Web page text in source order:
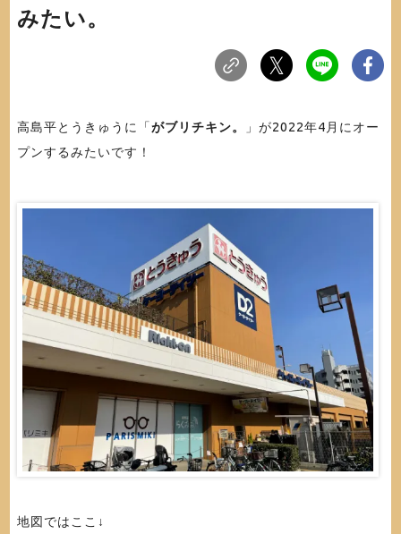
みたい。
高島平とうきゅうに「がブリチキン。
」が2022年4月にオー
プンするみたいです！
地図ではここ↓